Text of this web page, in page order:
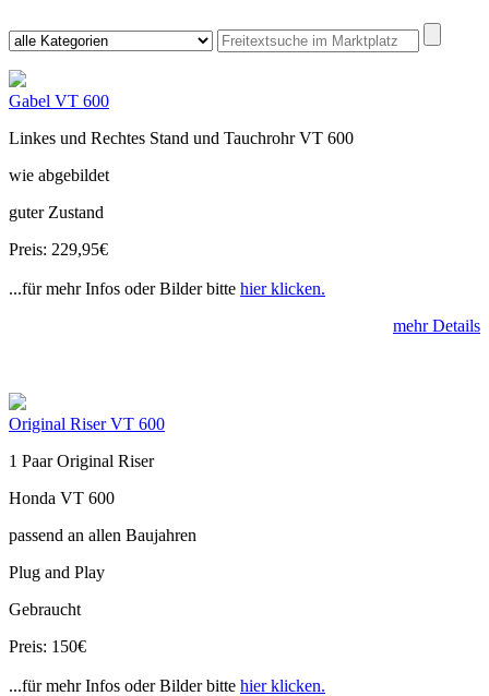
Gabel VT 600
Linkes und Rechtes Stand und Tauchrohr VT 600
wie abgebildet
guter Zustand
Preis: 229,95€
...für mehr Infos oder Bilder bitte hier klicken.
mehr Details
Original Riser VT 600
1 Paar Original Riser
Honda VT 600
passend an allen Baujahren
Plug and Play
Gebraucht
Preis: 150€
...für mehr Infos oder Bilder bitte hier klicken.